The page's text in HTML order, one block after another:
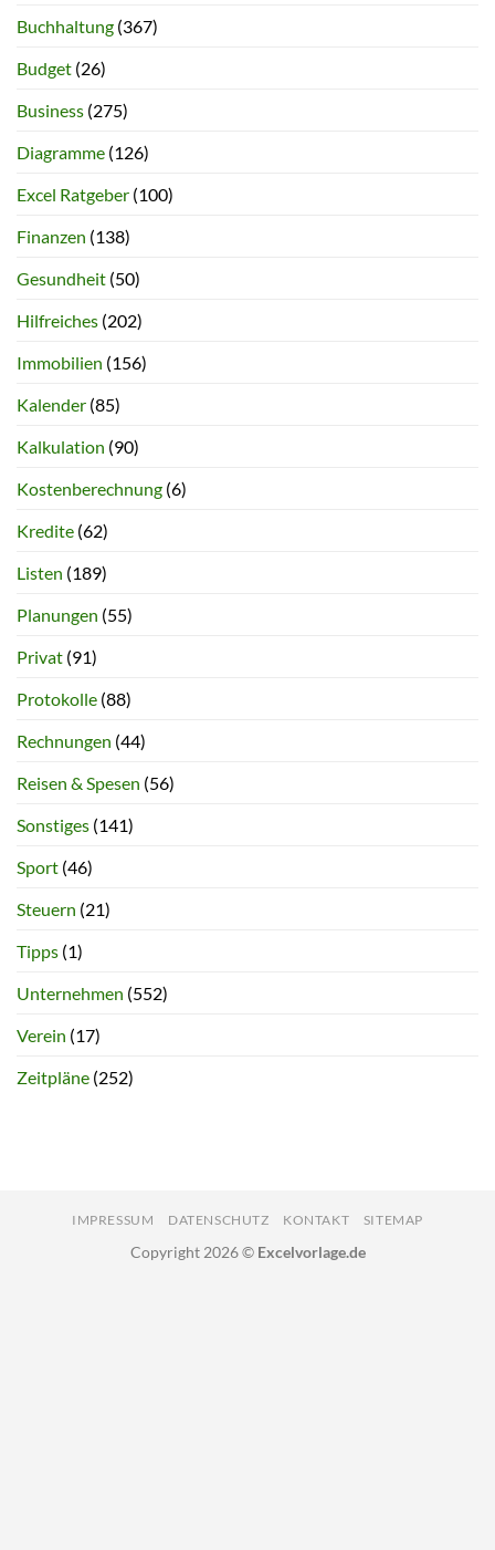
Buchhaltung (367)
Budget (26)
Business (275)
Diagramme (126)
Excel Ratgeber (100)
Finanzen (138)
Gesundheit (50)
Hilfreiches (202)
Immobilien (156)
Kalender (85)
Kalkulation (90)
Kostenberechnung (6)
Kredite (62)
Listen (189)
Planungen (55)
Privat (91)
Protokolle (88)
Rechnungen (44)
Reisen & Spesen (56)
Sonstiges (141)
Sport (46)
Steuern (21)
Tipps (1)
Unternehmen (552)
Verein (17)
Zeitpläne (252)
IMPRESSUM DATENSCHUTZ KONTAKT SITEMAP
Copyright 2026 © Excelvorlage.de